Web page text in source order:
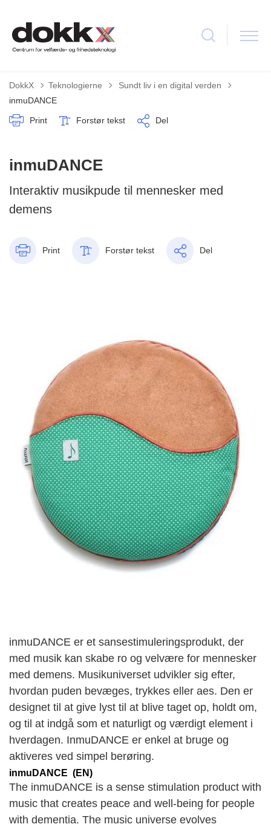
DokkX Teknologierne Tilbage til
Sundt liv i en digital verden
inmuDANCE
Print Forstør tekst Del
inmuDANCE
Interaktiv musikpude til mennesker med
demens
Print Forstør tekst Del
inmuDANCE er et sansestimuleringsprodukt, der
med musik kan skabe ro og velvære for mennesker
med demens. Musikuniverset udvikler sig efter,
hvordan puden bevæges, trykkes eller aes. Den er
designet til at give lyst til at blive taget op, holdt om,
og til at indgå som et naturligt og værdigt element i
hverdagen. InmuDANCE er enkel at bruge og
aktiveres ved simpel berøring.
inmuDANCE (EN)
The inmuDANCE is a sense stimulation product with
music that creates peace and well-being for people
with dementia. The music universe evolves